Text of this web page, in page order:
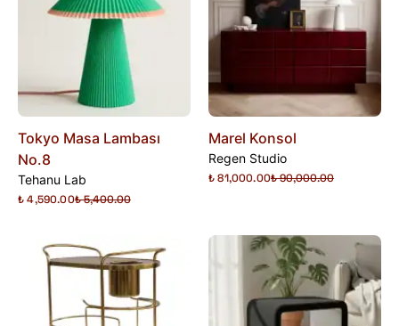
Tokyo Masa Lambası
No.8
Tehanu Lab
₺ 4,590.00₺ 5,400.00
Marel Konsol
Regen Studio
₺ 81,000.00₺ 90,000.00